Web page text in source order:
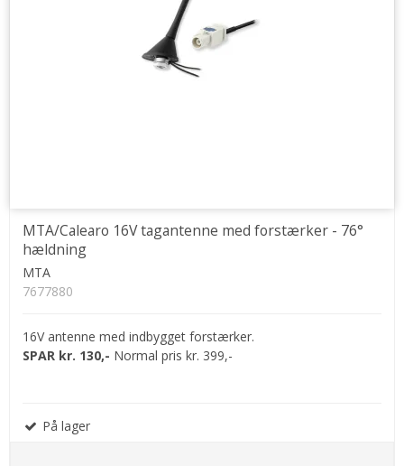
MTA/Calearo 16V tagantenne med forstærker - 76°
hældning
MTA
7677880
16V antenne med indbygget forstærker.
SPAR kr. 130,- Normal pris kr. 399,-
På lager